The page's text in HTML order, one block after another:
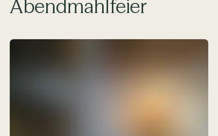
Abendmahlfeier